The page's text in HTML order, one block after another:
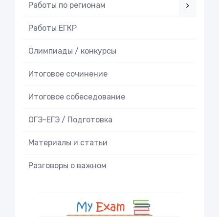
Работы по регионам
Работы ЕГКР
Олимпиады / конкурсы
Итоговое cочинение
Итоговое cобеседование
ОГЭ-ЕГЭ / Подготовка
Материалы и статьи
Разговоры о важном